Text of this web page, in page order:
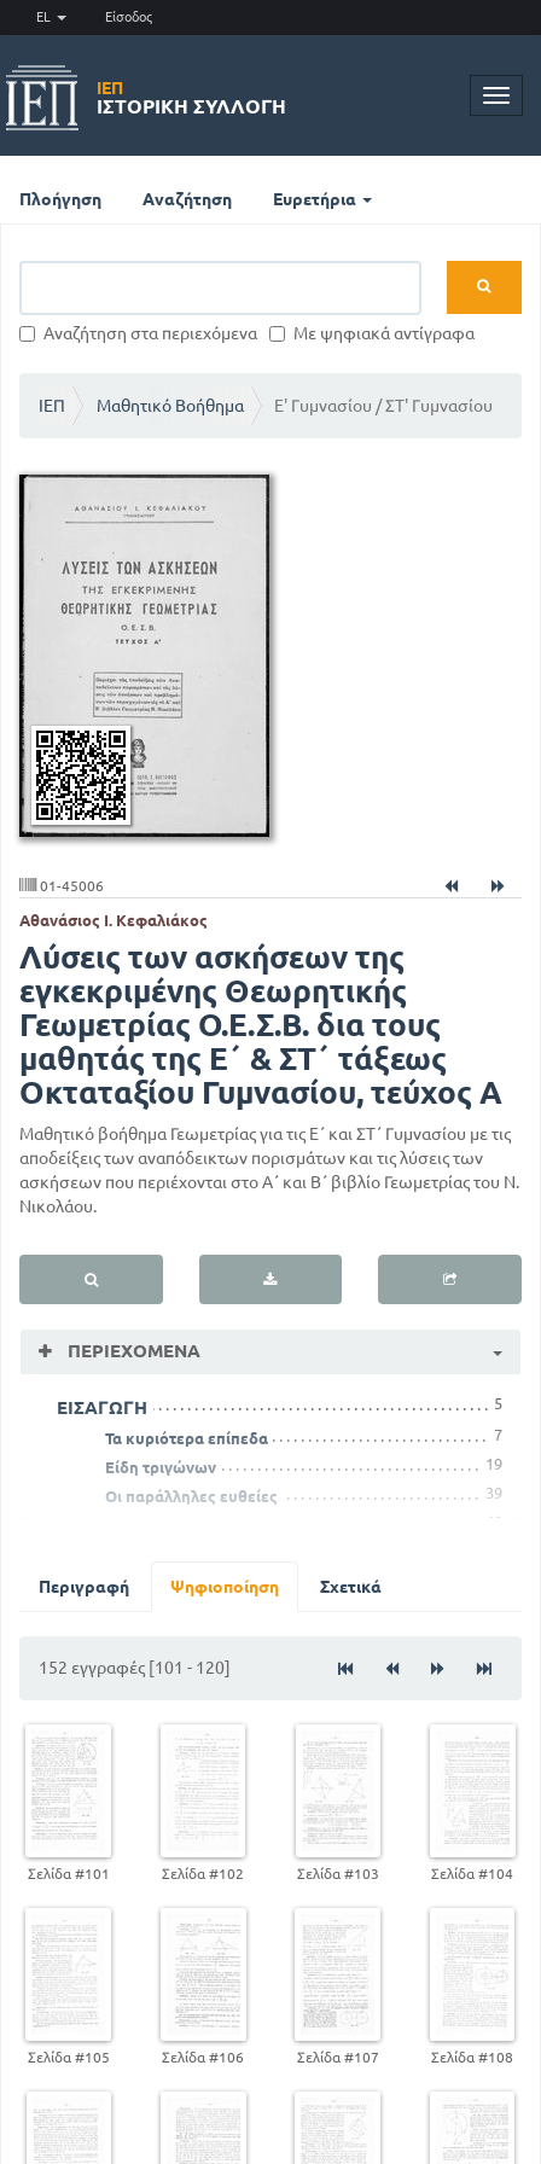
EL Είσοδος
ΙΕΠ
ΙΣΤΟΡΙΚΉ ΣΥΛΛΟΓΉ
Πλοήγηση Αναζήτηση Ευρετήρια
Αναζήτηση στα περιεχόμενα Με ψηφιακά αντίγραφα
ΙΕΠ Μαθητικό Βοήθημα Ε' Γυμνασίου / ΣΤ' Γυμνασίου
01-45006
Αθανάσιος Ι. Κεφαλιάκος
Λύσεις των ασκήσεων της
εγκεκριμένης Θεωρητικής
Γεωμετρίας Ο.Ε.Σ.Β. δια τους
μαθητάς της Ε΄ & ΣΤ΄ τάξεως
Οκταταξίου Γυμνασίου, τεύχος Α
Μαθητικό βοήθημα Γεωμετρίας για τις Ε΄ και ΣΤ΄ Γυμνασίου με τις
αποδείξεις των αναπόδεικτων πορισμάτων και τις λύσεις των
ασκήσεων που περιέχονται στο Α΄ και Β΄ βιβλίο Γεωμετρίας του Ν.
Νικολάου.
ΠΕΡΙΕΧΌΜΕΝΑ
ΕΙΣΑΓΩΓΗ 5
Τα κυριότερα επίπεδα
7
Είδη τριγώνων
19
Οι παράλληλες ευθείες
39
60
Η αναλυτική και συνθετική μέθοδος
Περιγραφή Ψηφιοποίηση Σχετικά
152 εγγραφές [101 - 120]
Σελίδα #101 Σελίδα #102 Σελίδα #103 Σελίδα #104
Σελίδα #105 Σελίδα #106 Σελίδα #107 Σελίδα #108